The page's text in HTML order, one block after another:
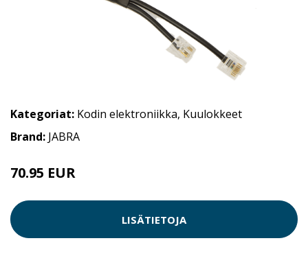
Kategoriat: Kodin elektroniikka, Kuulokkeet
Brand: JABRA
70.95 EUR
LISÄTIETOJA